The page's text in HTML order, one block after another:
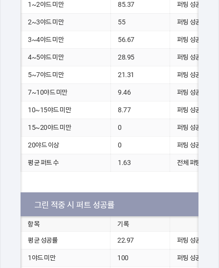
1~2야드 미만 85.37 퍼팅 성공 횟수
2~3야드 미만 55 퍼팅 성공 횟수
3~4야드 미만 56.67 퍼팅 성공 횟수
4~5야드 미만 28.95 퍼팅 성공 횟수
5~7야드 미만 21.31 퍼팅 성공 횟수
7~10야드 미만 9.46 퍼팅 성공 횟수
10~15야드 미만 8.77 퍼팅 성공 횟수
15~20야드 미만 0 퍼팅 성공 횟수
20야드 이상 0 퍼팅 성공 횟수
평균 퍼트 수 1.63 전체 퍼팅 수
그린 적중 시 퍼트 성공률
항목 기록
평균 성공률 22.97 퍼팅 성공 횟수
1야드 미만 100 퍼팅 성공 횟수